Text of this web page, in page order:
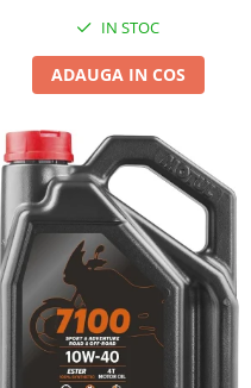
IN STOC
ADAUGA IN COS